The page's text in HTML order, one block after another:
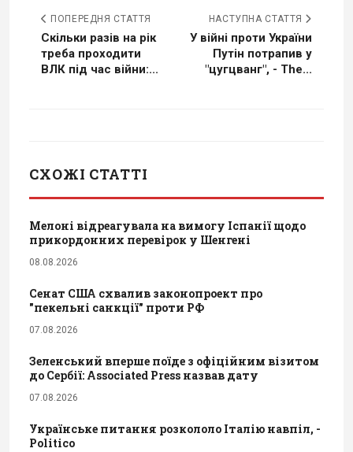
ПОПЕРЕДНЯ СТАТТЯ
Скільки разів на рік
треба проходити
ВЛК під час війни:...
НАСТУПНА СТАТТЯ
У війні проти України
Путін потрапив у
"цугцванг", - The...
СХОЖІ СТАТТІ
Мелоні відреагувала на вимогу Іспанії щодо
прикордонних перевірок у Шенгені
08.08.2026
Сенат США схвалив законопроект про
"пекельні санкції" проти РФ
07.08.2026
Зеленський вперше поїде з офіційним візитом
до Сербії: Associated Press назвав дату
07.08.2026
Українське питання розкололо Італію навпіл, -
Politico